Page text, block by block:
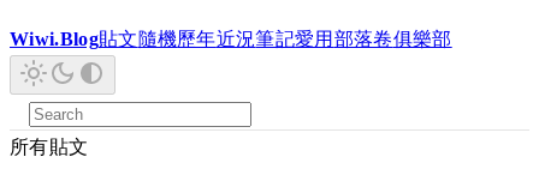
Wiwi.Blog貼文隨機歷年近況筆記愛用 部落卷俱樂部
所有貼文